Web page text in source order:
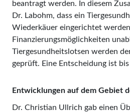
beantragt werden. In diesem
Dr. Labohm, dass ein
Wiederkäuer eingerichtet
Finanzierungsmöglichkeiten
Tiergesundheitslotsen werden
geprüft. Eine Entscheidung ist
Entwicklungen auf dem Gebiet
Dr. Christian Ullrich gab einen